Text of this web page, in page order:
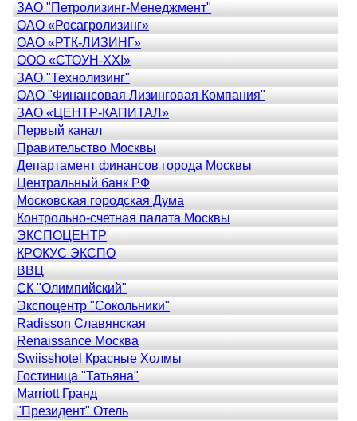
ЗАО "Петролизинг-Менеджмент"
ОАО «Росагролизинг»
ОАО «РТК-ЛИЗИНГ»
ООО «СТОУН-XXI»
ЗАО "Технолизинг"
ОАО "Финансовая Лизинговая Компания"
ЗАО «ЦЕНТР-КАПИТАЛ»
Первый канал
Правительство Москвы
Департамент финансов города Москвы
Центральный банк РФ
Московская городская Дума
Контрольно-счетная палата Москвы
ЭКСПОЦЕНТР
КРОКУС ЭКСПО
ВВЦ
СК "Олимпийский"
Экспоцентр "Сокольники"
Radisson Славянская
Renaissance Москва
Swiisshotel Красные Холмы
Гостиница "Татьяна"
Marriott Гранд
"Президент" Отель